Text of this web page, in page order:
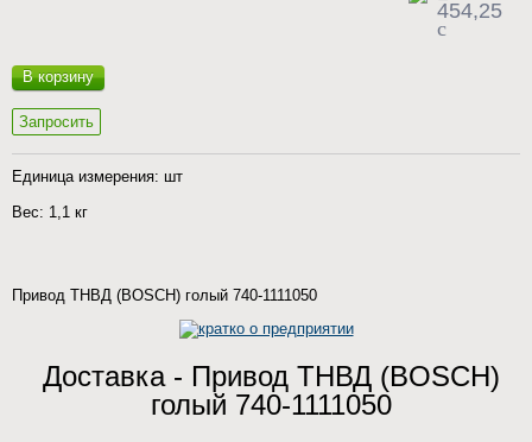
454,25
c
В корзину
Запросить
Единица измерения: шт
Вес: 1,1 кг
Привод ТНВД (BOSCH) голый 740-1111050
Доставка - Привод ТНВД (BOSCH)
голый 740-1111050